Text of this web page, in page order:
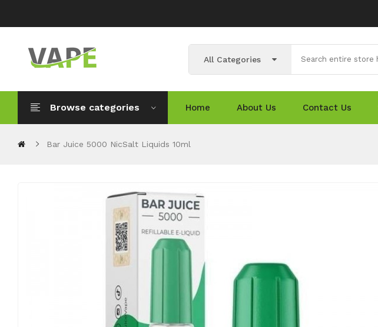
All Categories
Browse categories Home About Us Contact Us
Bar Juice 5000 NicSalt Liquids 10ml